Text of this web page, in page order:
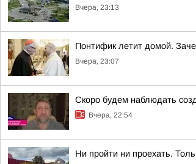
Вчера, 23:13
Понтифик летит домой.
Вчера, 23:07
Скоро будем наблюдать
Вчера, 22:54
Ни пройти ни проехать.